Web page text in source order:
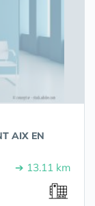
AIX EN
➔ 13.11 km